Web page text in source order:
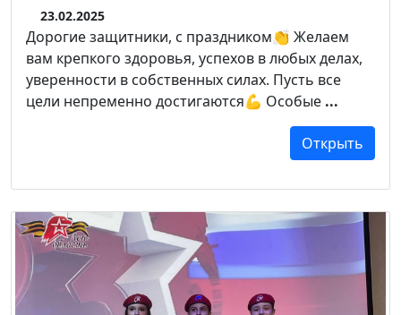
23.02.2025
Дорогие защитники, с праздником👏 Желаем
вам крепкого здоровья, успехов в любых делах,
уверенности в собственных силах. Пусть все
цели непременно достигаются💪 Особые ...
Открыть